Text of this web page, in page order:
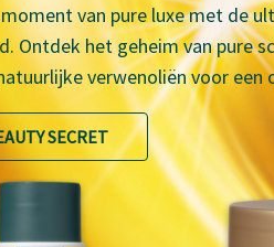
moment van pure luxe met de
Ontdek het geheim van pure
verwenoliën voor een
SECRET